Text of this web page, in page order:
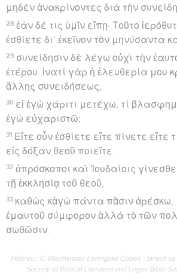
μηδὲν ἀνακρίνοντες διὰ τὴν
28 ἐὰν δέ τις ὑμῖν εἴπῃ· Τοῦτο
ἐσθίετε δι’ ἐκεῖνον τὸν μηνύσαντα
29 συνείδησιν δὲ λέγω οὐχὶ τὴν
ἑτέρου· ἱνατί γὰρ ἡ ἐλευθερία μου
ἄλλης συνειδήσεως;
30 εἰ ἐγὼ χάριτι μετέχω, τί
ἐγὼ εὐχαριστῶ;
31 Εἴτε οὖν ἐσθίετε εἴτε πίνετε εἴτε
εἰς δόξαν θεοῦ ποιεῖτε.
32 ἀπρόσκοποι καὶ Ἰουδαίοις
τῇ ἐκκλησίᾳ τοῦ θεοῦ,
33 καθὼς κἀγὼ πάντα πᾶσιν ἀρέσκω,
ἐμαυτοῦ σύμφορον ἀλλὰ τὸ τῶν
σωθῶσιν.
Hébreu : © Westminster Leningrad Codex -
Society of Biblical Literature and Logos Bible